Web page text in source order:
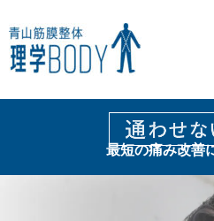
容
を
ス
最短の痛み改善